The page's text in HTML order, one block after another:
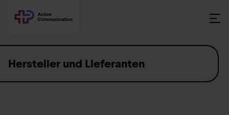
Hersteller und Lieferanten